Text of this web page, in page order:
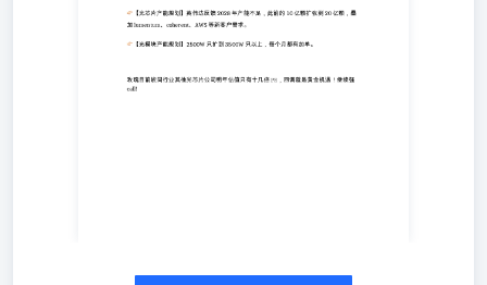
伟达反馈2028年产能不足，此前的10亿颗扩张到20亿颗，叠
加lumentum、coherent、AWS等新客户需求。 👉🏻【光模块
玫瑰目前较同行业其他光芯片公司明年估值只有十几倍